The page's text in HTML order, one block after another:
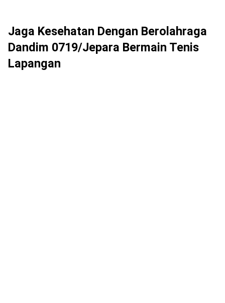
Jaga Kesehatan Dengan Berolahraga
Dandim 0719/Jepara Bermain Tenis
Lapangan